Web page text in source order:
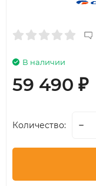
В наличии
59 490 ₽
Количество: